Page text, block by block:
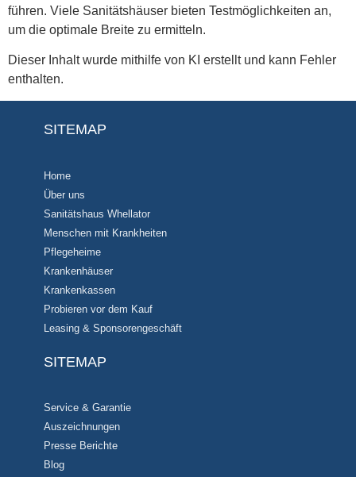
führen. Viele Sanitätshäuser bieten Testmöglichkeiten an,
um die optimale Breite zu ermitteln.
Dieser Inhalt wurde mithilfe von KI erstellt und kann Fehler
enthalten.
SITEMAP
Home
Über uns
Sanitätshaus Whellator
Menschen mit Krankheiten
Pflegeheime
Krankenhäuser
Krankenkassen
Probieren vor dem Kauf
Leasing & Sponsorengeschäft
SITEMAP
Service & Garantie
Auszeichnungen
Presse Berichte
Blog